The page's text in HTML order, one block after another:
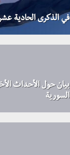
في الذكرى الحادية
بيان حول الأحداث
السورية